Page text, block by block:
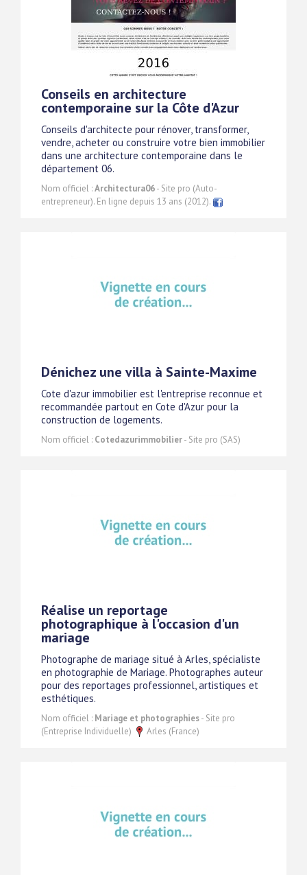
Conseils en architecture
contemporaine sur la Côte d'Azur
Conseils d'architecte pour rénover, transformer,
vendre, acheter ou construire votre bien immobilier
dans une architecture contemporaine dans le
département 06.
Nom officiel :Architectura06- Site pro (Auto-
entrepreneur). En ligne depuis 13 ans (2012).
Dénichez une villa à Sainte-Maxime
Cote d'azur immobilier est l'entreprise reconnue et
recommandée partout en Cote d'Azur pour la
construction de logements.
Nom officiel : Cotedazurimmobilier- Site pro (SAS)
Réalise un reportage
photographique à l'occasion d'un
mariage
Photographe de mariage situé à Arles, spécialiste
en photographie de Mariage. Photographes auteur
pour des reportages professionnel, artistiques et
esthétiques.
Nom officiel : Mariage et photographies- Site pro
(Entreprise Individuelle)
Arles (France)